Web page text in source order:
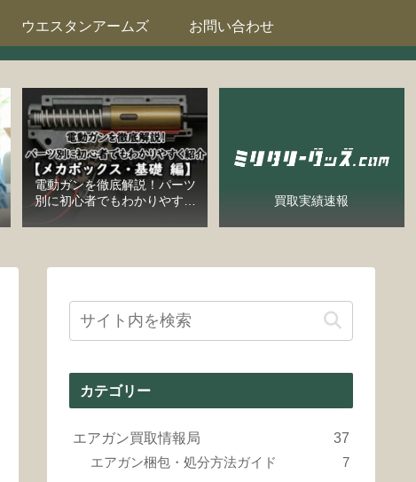
ウエスタンアームズ お問い合わせ
電動ガンを徹底解説！パーツ
別に初心者でもわかりやすく
紹介【メカボックス・基礎
買取実績速報
カテゴリー
エアガン買取情報局 37
エアガン梱包・処分方法ガイド 7